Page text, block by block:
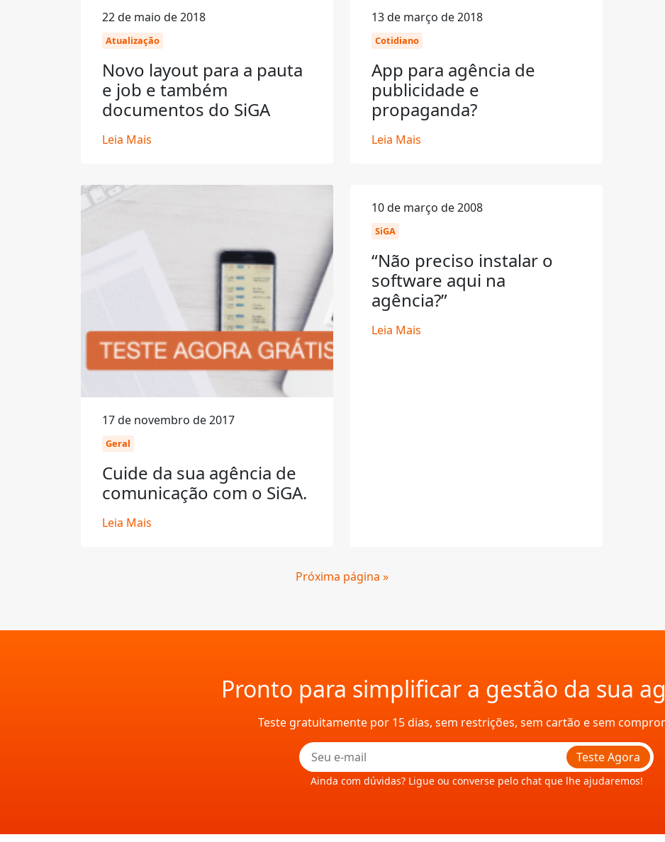
22 de maio de 2018
Atualização
Novo layout para a pauta
e job e também
documentos do SiGA
Leia Mais
13 de março de 2018
Cotidiano
App para agência de
publicidade e
propaganda?
Leia Mais
17 de novembro de 2017
Geral
Cuide da sua agência de
comunicação com o SiGA.
Leia Mais
10 de março de 2008
SiGA
“Não preciso instalar o
software aqui na
agência?”
Leia Mais
Próxima página »
Pronto para simplificar a gestão da sua
Teste gratuitamente por 15 dias, sem restrições, sem cartão e sem
Teste Agora
Ainda com dúvidas? Ligue ou converse pelo chat que lhe ajudaremos!